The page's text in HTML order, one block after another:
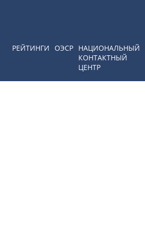
РЕЙТИНГИ ОЭСР НАЦИОНАЛЬНЫЙ
КОНТАКТНЫЙ
ЦЕНТР